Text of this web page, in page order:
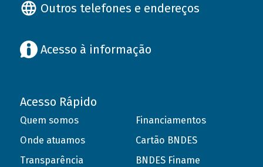
Outros telefones e endereços
Acesso à informação
Acesso Rápido
Quem somos
Onde atuamos
Transparência
Financiamentos
Cartão BNDES
BNDES Finame